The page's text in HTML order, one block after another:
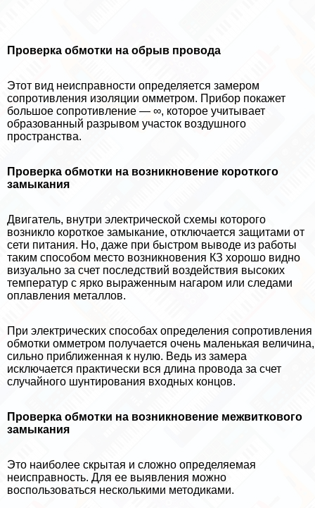
Проверка обмотки на обрыв провода
Этот вид неисправности определяется замером
сопротивления изоляции омметром. Прибор покажет
большое сопротивление — ∞, которое учитывает
образованный разрывом участок воздушного
прострaнcтва.
Проверка обмотки на возникновение короткого
замыкания
Двигатель, внутри электрической схемы которого
возникло короткое замыкание, отключается защитами от
сети питания. Но, даже при быстром выводе из работы
таким способом место возникновения КЗ хорошо видно
визуально за счет последствий воздействия высоких
температур с ярко выраженным нагаром или следами
оплавления металлов.
При электрических способах определения сопротивления
обмотки омметром получается очень маленькая величина,
сильно приближенная к нулю. Ведь из замера
исключается пpaктически вся длина провода за счет
случайного шунтирования входных концов.
Проверка обмотки на возникновение межвиткового
замыкания
Это наиболее скрытая и сложно определяемая
неисправность. Для ее выявления можно
воспользоваться несколькими методиками.